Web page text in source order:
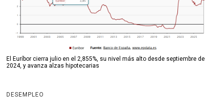
El Euríbor cierra julio en el 2,855%, su nivel más alto desde septiembre de
2024, y avanza alzas hipotecarias
DESEMPLEO